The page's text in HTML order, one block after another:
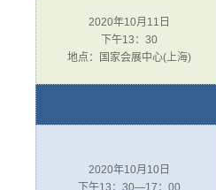
2020年10月11日
下午13：30
地点：国家会展中心(上海)
2020年10月10日
下午13：30—17：00